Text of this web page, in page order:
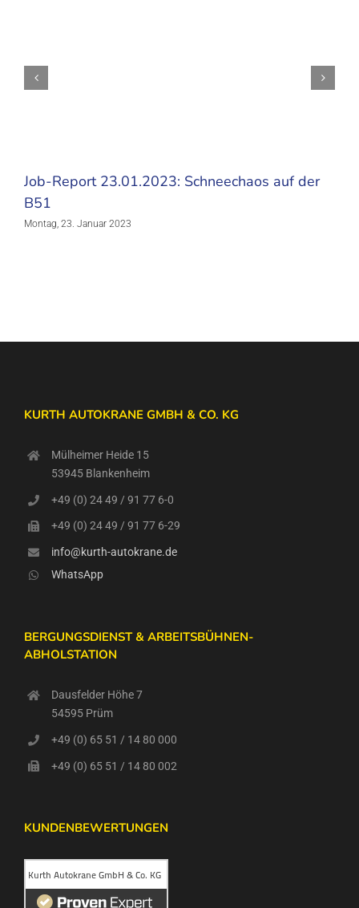
Job-Report 23.01.2023: Schneechaos auf der
B51
Montag, 23. Januar 2023
KURTH AUTOKRANE GMBH & CO. KG
Mülheimer Heide 15
53945 Blankenheim
+49 (0) 24 49 / 91 77 6-0
+49 (0) 24 49 / 91 77 6-29
info@kurth-autokrane.de
WhatsApp
BERGUNGSDIENST & ARBEITSBÜHNEN-
ABHOLSTATION
Dausfelder Höhe 7
54595 Prüm
+49 (0) 65 51 / 14 80 000
+49 (0) 65 51 / 14 80 002
KUNDENBEWERTUNGEN